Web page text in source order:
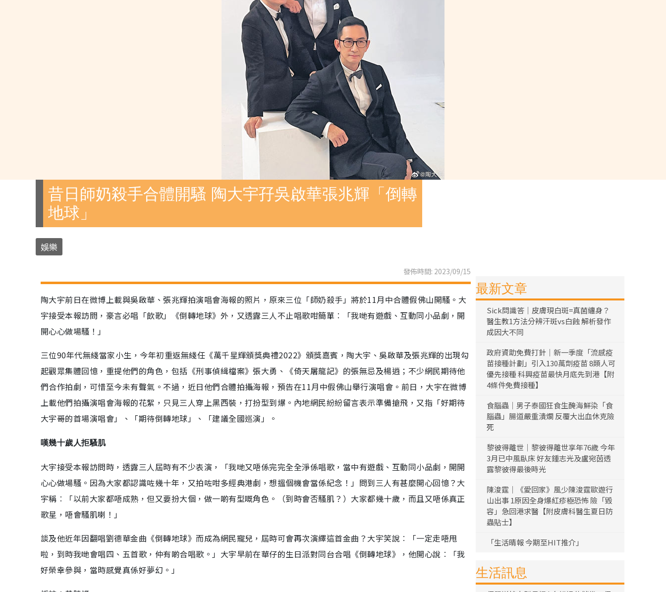
昔日師奶殺手合體開騷 陶大宇孖吳啟華張兆輝「倒轉
地球」
娛樂
發佈時間: 2023/09/15
陶大宇前日在微博上載與吳啟華、張兆輝拍演唱會海報的照片，原來三位「師奶殺手」將於11月中合體假佛山開騷。大
宇接受本報訪問，豪言必唱「飲歌」《倒轉地球》外，又透露三人不止唱歌咁簡單︰「我哋有遊戲、互動同小品劇，開
開心心做場騷！」
三位90年代無綫當家小生，今年初重返無綫任《萬千星輝頒獎典禮2022》頒獎嘉賓，陶大宇、吳啟華及張兆輝的出現勾
起觀眾集體回憶，重提他們的角色，包括《刑事偵緝檔案》張大勇、《倚天屠龍記》的張無忌及楊逍；不少網民期待他
們合作拍劇，可惜至今未有聲氣。不過，近日他們合體拍攝海報，預告在11月中假佛山舉行演唱會。前日，大宇在微博
上載他們拍攝演唱會海報的花絮，只見三人穿上黑西裝，打扮型到爆。內地網民紛紛留言表示準備搶飛，又指「好期待
大宇哥的首場演唱會」、「期待倒轉地球」、「建議全國巡演」。
嘆幾十歲人拒騷肌
大宇接受本報訪問時，透露三人屆時有不少表演，「我哋又唔係完完全全淨係唱歌，當中有遊戲、互動同小品劇，開開
心心做場騷。因為大家都認識咗幾十年，又拍咗咁多經典港劇，想搵個機會當係紀念！」問到三人有甚麼開心回憶？大
宇稱︰「以前大家都唔成熟，但又要扮大個，做一啲有型嘅角色。（到時會否騷肌？）大家都幾十歲，而且又唔係真正
歌星，唔會騷肌喇！」
談及他近年因翻唱劉德華金曲《倒轉地球》而成為網民寵兒，屆時可會再次演繹這首金曲？大宇笑說︰「一定走唔甩
啦，到時我哋會唱四、五首歌，仲有啲合唱歌。」大宇早前在華仔的生日派對同台合唱《倒轉地球》，他開心說︰「我
好榮幸參與，當時感覺真係好夢幻。」
最新文章
Sick問識答｜皮膚現白斑=真菌纏身？
醫生教1方法分辨汗斑vs白蝕 解析發作
成因大不同
政府資助免費打針｜新一季度「流感疫
苗接種計劃」引入130萬劑疫苗 8類人可
優先接種 科興疫苗最快月底先到港【附
4條件免費接種】
食腦蟲｜男子泰國狂食生醃海鮮染「食
腦蟲」腸道嚴重潰爛 反覆大出血休克險
死
黎彼得離世｜黎彼得離世享年76歲 今年
3月已中風臥床 好友鍾志光及盧宛茵透
露黎彼得最後時光
陳浚霆｜《愛回家》風少陳浚霆歐遊行
山出事 1原因全身爆紅疹極恐怖 險「毀
容」急回港求醫【附皮膚科醫生夏日防
蟲貼士】
「生活晴報 今期至HIT推介」
生活訊息